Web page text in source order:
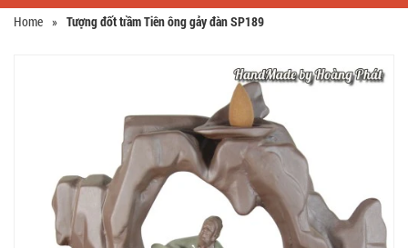
Home » Tượng đốt trầm Tiên ông gảy đàn SP189